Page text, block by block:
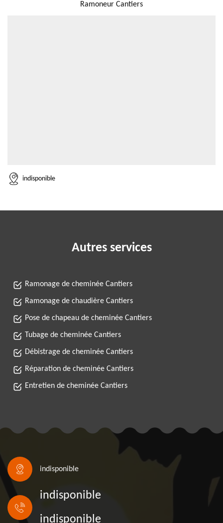
Ramoneur Cantiers
indisponible
Autres services
Ramonage de cheminée Cantiers
Ramonage de chaudière Cantiers
Pose de chapeau de cheminée Cantiers
Tubage de cheminée Cantiers
Débistrage de cheminée Cantiers
Réparation de cheminée Cantiers
Entretien de cheminée Cantiers
indisponible
indisponible
indisponible